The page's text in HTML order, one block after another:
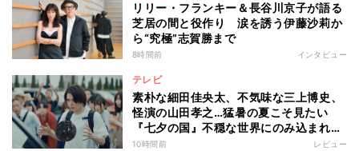
リリー・フランキー＆長谷川京子が語る
芝居の間と役作り 涙を誘う伊藤沙莉か
ら“究極”志賀勝まで
8時間前 インタビュー
テレビ
素朴な細田佳央太、不気味な三上博史、
怪演の山田孝之…猛暑の夏こそ見たい
『七夕の国』不穏な世界にのみ込まれる
超常ミステリー
10時間前 レビュー